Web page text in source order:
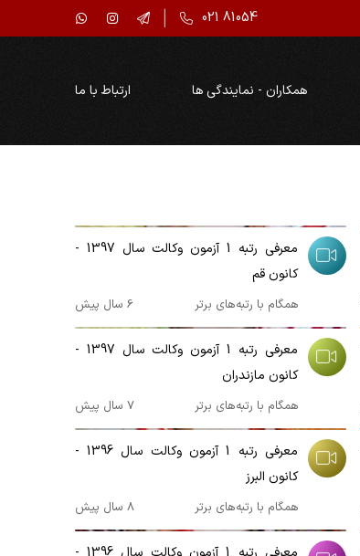
021 81054
همکاران - نمایندگی ها ارتباط با ما
معرفی رتبه 1 آزمون وکالت سال 1397 -
کانون قم
همگام با رتبه‌های برتر 6 سال پیش 00:02:18
معرفی رتبه 1 آزمون وکالت سال 1397 -
کانون مازندران
همگام با رتبه‌های برتر 7 سال پیش 00:02:06
معرفی رتبه 1 آزمون وکالت سال 1396 -
کانون البرز
همگام با رتبه‌های برتر 8 سال پیش 00:02:46